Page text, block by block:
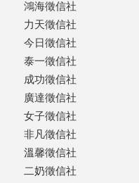
鴻海徵信社
力天徵信社
今日徵信社
泰一徵信社
成功徵信社
廣達徵信社
女子徵信社
非凡徵信社
溫馨徵信社
二奶徵信社